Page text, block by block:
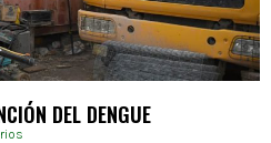
DEL DENGUE